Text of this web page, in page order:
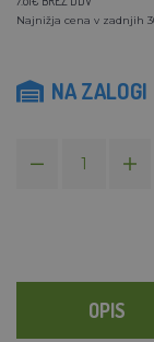
Najnižja cena v zadnjih
NA ZALOGI
OPIS